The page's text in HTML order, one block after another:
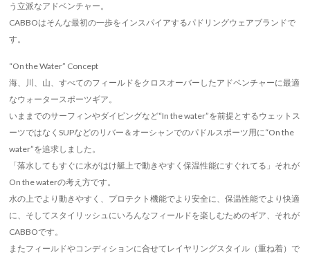
う立派なアドベンチャー。
CABBOはそんな最初の一歩をインスパイアするパドリングウェアブランドで
す。
“On the Water” Concept
海、川、山、すべてのフィールドをクロスオーバーしたアドベンチャーに最適
なウォータースポーツギア。
いままでのサーフィンやダイビングなど“In the water”を前提とするウェットス
ーツではなくSUPなどのリバー＆オーシャンでのパドルスポーツ用に“On the
water”を追求しました。
「落水してもすぐに水がはけ艇上で動きやすく保温性能にすぐれてる」それが
On the waterの考え方です。
水の上でより動きやすく、プロテクト機能でより安全に、保温性能でより快適
に、そしてスタイリッシュにいろんなフィールドを楽しむためのギア、それが
CABBOです。
またフィールドやコンディションに合せてレイヤリングスタイル（重ね着）で